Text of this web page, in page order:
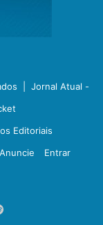
| Jornal Atual -
Editoriais
Anuncie
Entrar
Spotify